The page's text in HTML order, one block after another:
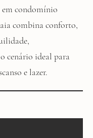
em condomínio
combina conforto,
cenário ideal para
e lazer.